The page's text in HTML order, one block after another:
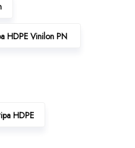
HDPE Vinilon PN
HDPE